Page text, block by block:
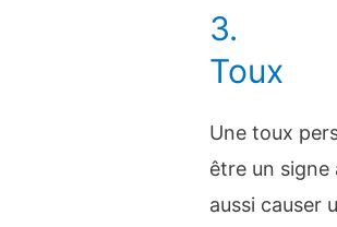
3.
Toux
Une toux
être un signe
aussi causer